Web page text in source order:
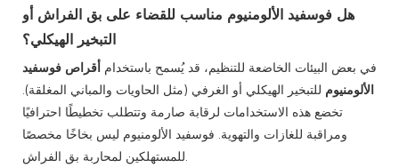
هل فوسفيد الألومنيوم مناسب للقضاء على بق الفراش أو
التبخير الهيكلي؟
في بعض البيئات الخاضعة للتنظيم، قد يُسمح باستخدام أقراص فوسفيد
الألومنيوم للتبخير الهيكلي أو الغرفي (مثل الحاويات والمباني المغلقة).
تخضع هذه الاستخدامات لرقابة صارمة وتتطلب تخطيطًا احترافيًا
ومراقبة للغازات والتهوية. فوسفيد الألومنيوم ليس بخاخًا مخصصًا
للمستهلكين لمحاربة بق الفراش.